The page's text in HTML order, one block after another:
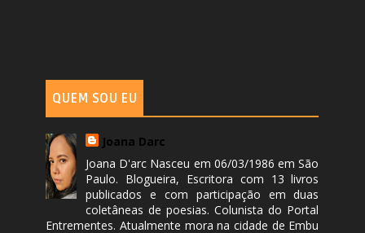
QUEM SOU EU
Joana Darc
Joana D'arc Nasceu em 06/03/1986 em São
Paulo. Blogueira, Escritora com 13 livros
publicados e com participação em duas
coletâneas de poesias. Colunista do Portal
Entrementes. Atualmente mora na cidade de Embu